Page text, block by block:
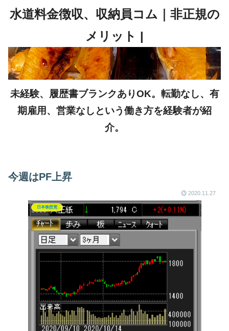
未経験、履歴書ブランクありOK。転勤なし、有
期雇用、営業なしという働き方を経験者が紹
介。
今週はPF上昇
2020.11.27
日本株投資